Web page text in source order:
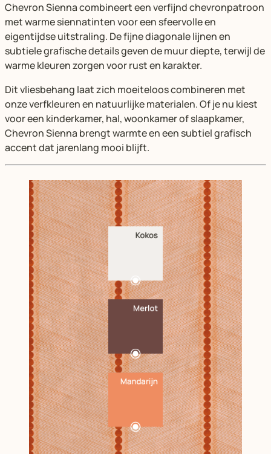
Chevron Sienna combineert een verfijnd chevronpatroon
met warme siennatinten voor een sfeervolle en
eigentijdse uitstraling. De fijne diagonale lijnen en
subtiele grafische details geven de muur diepte, terwijl de
warme kleuren zorgen voor rust en karakter.
Dit vliesbehang laat zich moeiteloos combineren met
onze verfkleuren en natuurlijke materialen. Of je nu kiest
voor een kinderkamer, hal, woonkamer of slaapkamer,
Chevron Sienna brengt warmte en een subtiel grafisch
accent dat jarenlang mooi blijft.